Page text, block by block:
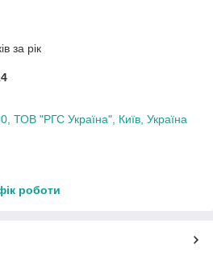
за рік
ТОВ "РГС Україна", Київ, Україна
роботи